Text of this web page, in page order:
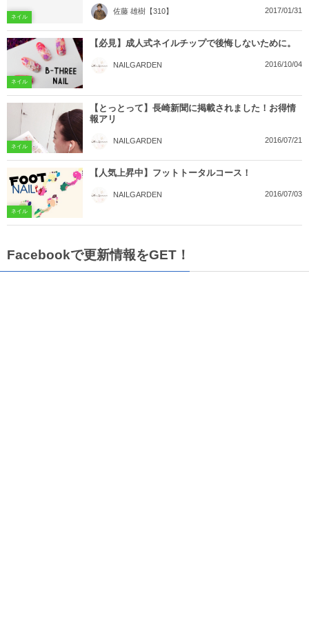
ネイル
佐藤 雄樹【310】 2017/01/31
ネイル
【必見】成人式ネイルチップで後悔しないために。
NAILGARDEN 2016/10/04
ネイル
【とっとって】長崎新聞に掲載されました！お得情
報アリ
NAILGARDEN 2016/07/21
ネイル
【人気上昇中】フットトータルコース！
NAILGARDEN 2016/07/03
Facebookで更新情報をGET！